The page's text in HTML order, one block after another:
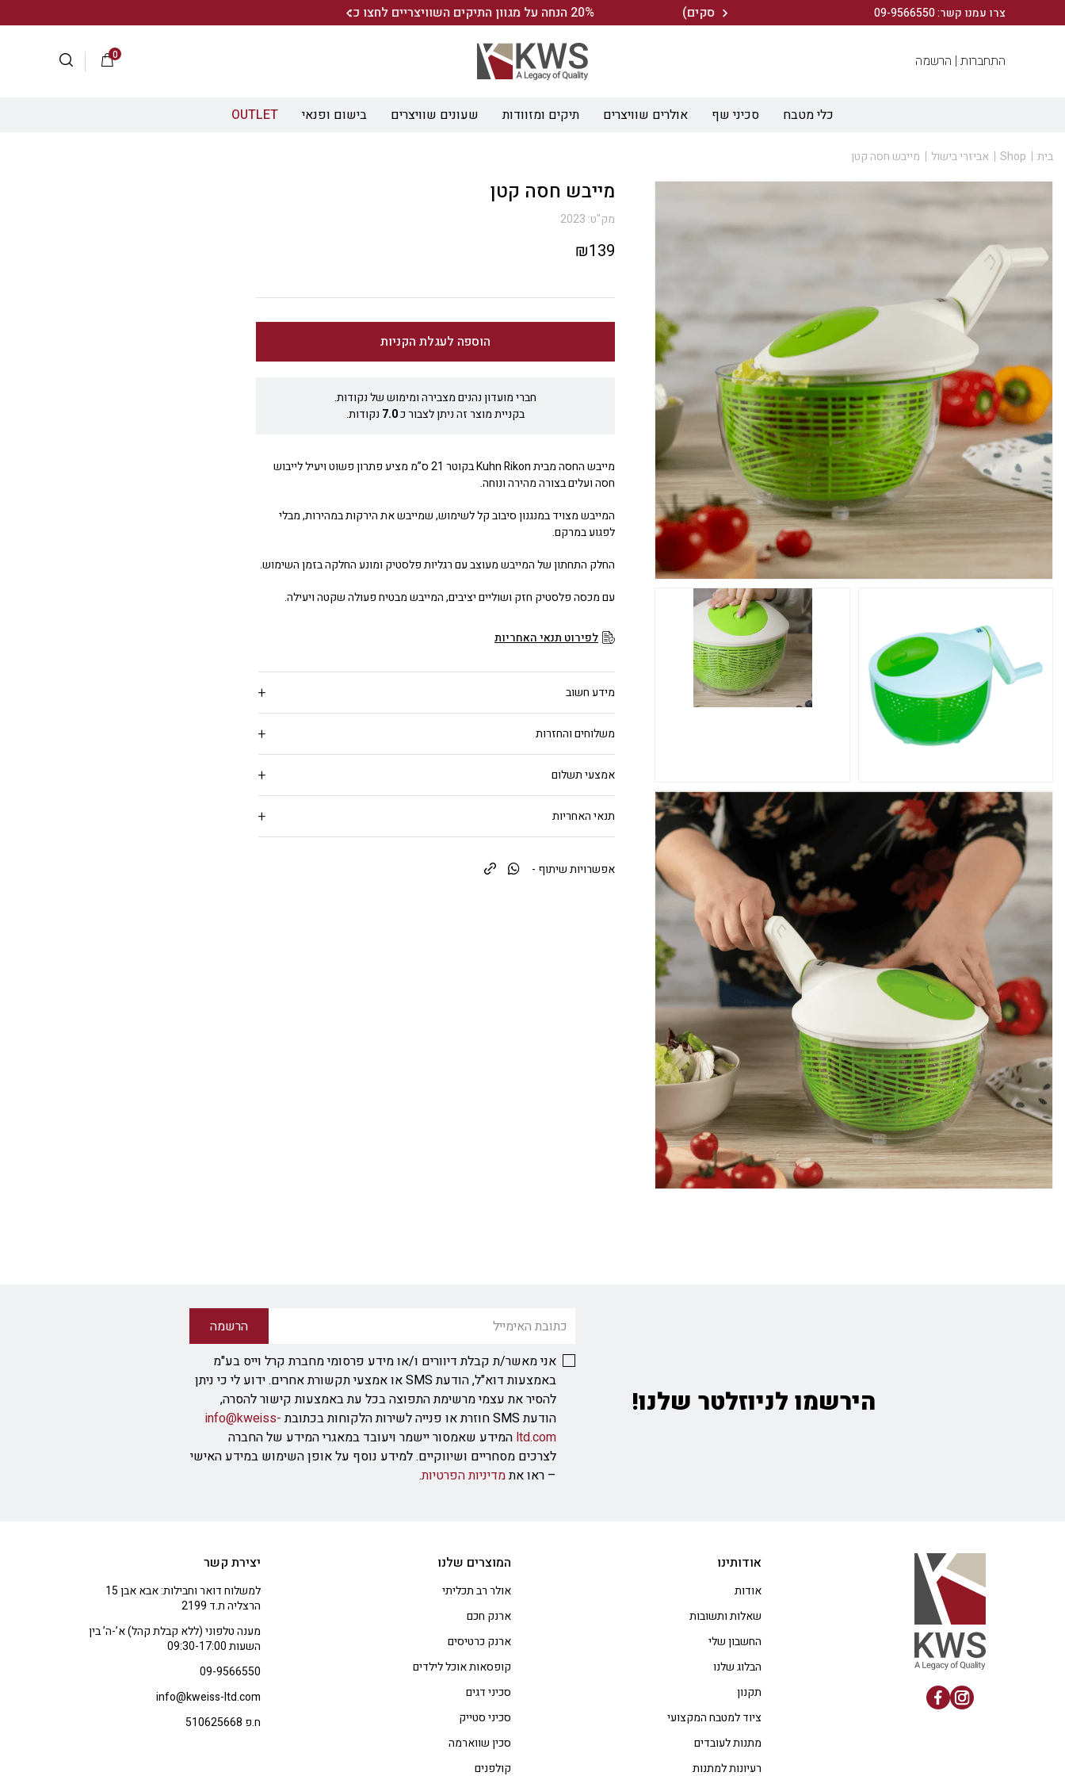
צרו עמנו קשר: 09-9566550
משלוחים חינם בקנייה מעל 199 ש"ח! (עד 5 ימי עסקים)
התחברות | הרשמה 0
כלי מטבח סכיני שף אולרים שוויצרים תיקים ומזוודות שעונים שוויצרים בישום ופנאי OUTLET
בית Shop אביזרי בישול מייבש חסה קטן
מייבש חסה קטן
מק"ט: 2023
₪139
הוספה לעגלת הקניות
חברי מועדון נהנים מצבירה ומימוש של נקודות.
בקניית מוצר זה ניתן לצבור כ7.0 נקודות.
מייבש החסה מבית Kuhn Rikon בקוטר 21 ס”מ מציע פתרון פשוט ויעיל לייבוש
חסה ועלים בצורה מהירה ונוחה.
המייבש מצויד במנגנון סיבוב קל לשימוש, שמייבש את הירקות במהירות, מבלי
לפגוע במרקם.
החלק התחתון של המייבש מעוצב עם רגליות פלסטיק ומונע החלקה בזמן השימוש.
עם מכסה פלסטיק חזק ושוליים יציבים, המייבש מבטיח פעולה שקטה ויעילה.
לפירוט תנאי האחריות
מידע חשוב
משלוחים והחזרות
אמצעי תשלום
תנאי האחריות
אפשרויות שיתוף -
הירשמו לניוזלטר שלנו!
הרשמה
אני מאשר/ת קבלת דיוורים ו/או מידע פרסומי מחברת קרל וייס בע"מ
באמצעות דוא"ל, הודעת SMS או אמצעי תקשורת אחרים. ידוע לי כי ניתן
להסיר את עצמי מרשימת התפוצה בכל עת באמצעות קישור להסרה,
הודעת SMS חוזרת או פנייה לשירות הלקוחות בכתובת
info@kweiss-
ltd.com המידע שאמסור יישמר ויעובד במאגרי המידע של החברה
לצרכים מסחריים ושיווקיים. למידע נוסף על אופן השימוש במידע האישי
– ראו אתמדיניות הפרטיות.
אודותינו
אודות
שאלות ותשובות
החשבון שלי
הבלוג שלנו
תקנון
ציוד למטבח המקצועי
מתנות לעובדים
רעיונות למתנות
המוצרים שלנו
אולר רב תכליתי
ארנק חכם
ארנק כרטיסים
קופסאות אוכל לילדים
סכיני דגים
סכיני סטייק
סכין שווארמה
קולפנים
יצירת קשר
למשלוח דואר וחבילות: אבא אבן 15
הרצליה ת.ד 2199
מענה טלפוני (ללא קבלת קהל) א’-ה’ בין
השעות 09:30-17:00
09-9566550
info@kweiss-ltd.com
ח.פ 510625668